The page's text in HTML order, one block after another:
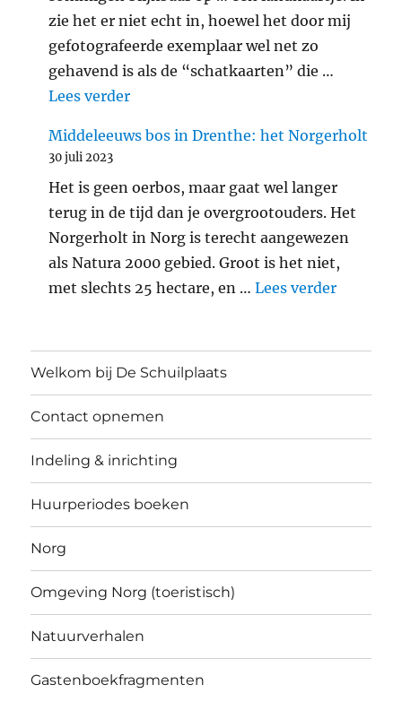
zie het er niet echt in, hoewel het door mij
gefotografeerde exemplaar wel net zo
gehavend is als de “schatkaarten” die …
Lees verder"Araschnia levana: landkaartje"
Middeleeuws bos in Drenthe: het Norgerholt
30 juli 2023
Het is geen oerbos, maar gaat wel langer
terug in de tijd dan je overgrootouders. Het
Norgerholt in Norg is terecht aangewezen
als Natura 2000 gebied. Groot is het niet,
met slechts 25 hectare, en …Lees verder
Welkom bij De Schuilplaats
Contact opnemen
Indeling & inrichting
Huurperiodes boeken
Norg
Omgeving Norg (toeristisch)
Natuurverhalen
Gastenboekfragmenten